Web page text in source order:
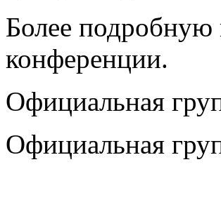
Более
конференции.
Официальная
Официальная